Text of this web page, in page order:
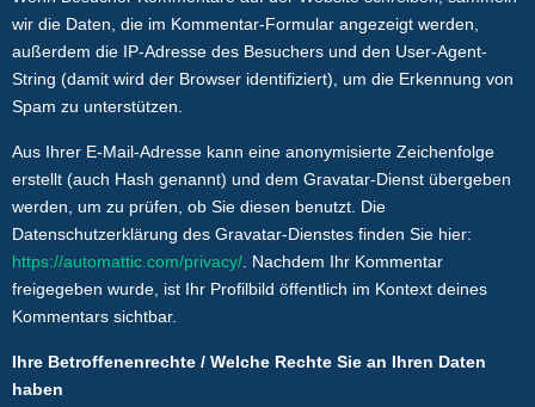
wir die Daten, die im Kommentar-Formular angezeigt werden,
außerdem die IP-Adresse des Besuchers und den User-Agent-
String (damit wird der Browser identifiziert), um die Erkennung von
Spam zu unterstützen.
Aus Ihrer E-Mail-Adresse kann eine anonymisierte Zeichenfolge
erstellt (auch Hash genannt) und dem Gravatar-Dienst übergeben
werden, um zu prüfen, ob Sie diesen benutzt. Die
Datenschutzerklärung des Gravatar-Dienstes finden Sie hier:
https://automattic.com/privacy/ . Nachdem Ihr Kommentar
freigegeben wurde, ist Ihr Profilbild öffentlich im Kontext deines
Kommentars sichtbar.
Ihre Betroffenenrechte / Welche Rechte Sie an Ihren Daten
haben